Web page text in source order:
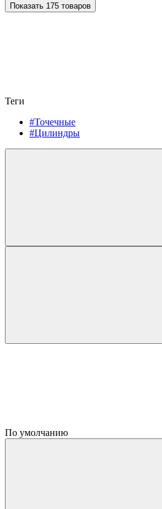
Показать 175 товаров
Теги
#Точечные
#Цилиндры
По умолчанию